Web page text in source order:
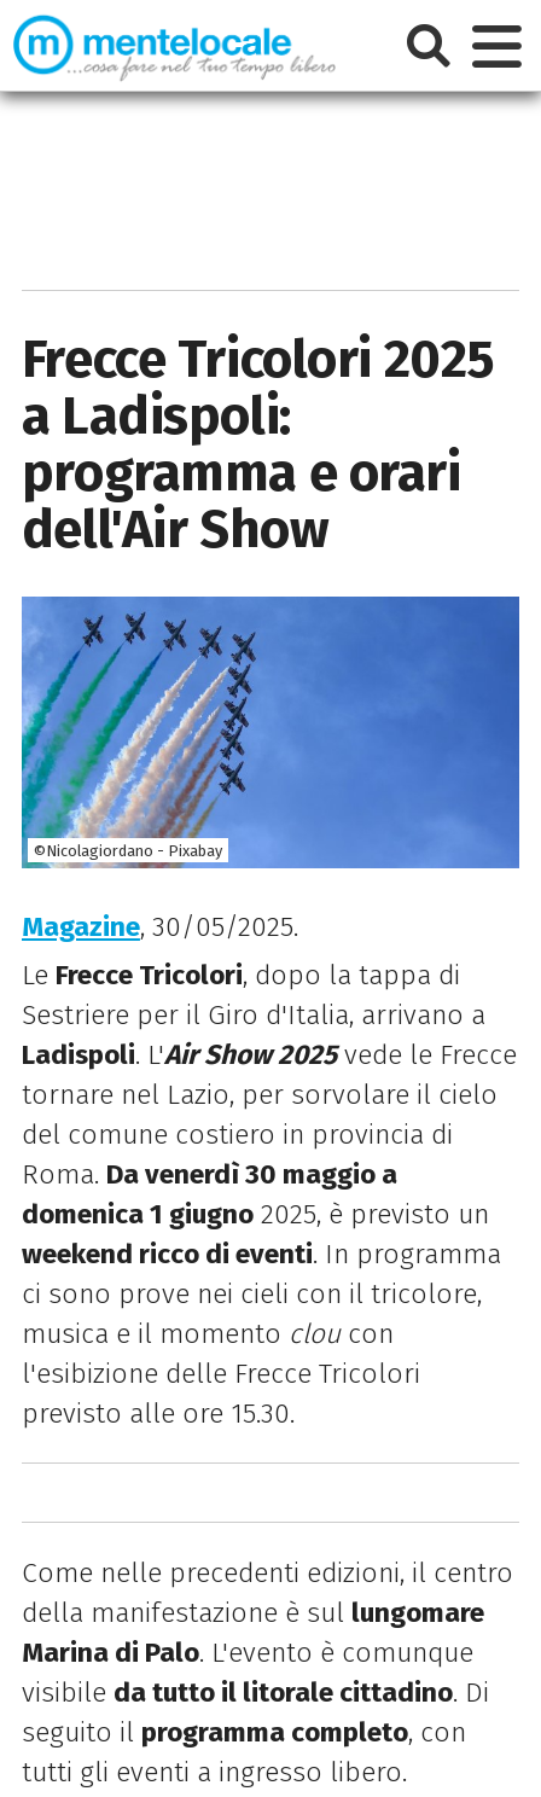
Frecce Tricolori 2025
a Ladispoli:
programma e orari
dell'Air Show
©Nicolagiordano - Pixabay
Magazine, 30/05/2025.
Le Frecce Tricolori, dopo la tappa di
Sestriere per il Giro d'Italia, arrivano a
Ladispoli. L'Air Show 2025vede le Frecce
tornare nel Lazio, per sorvolare il cielo
del comune costiero in provincia di
Roma. Da venerdì 30 maggio a
domenica 1 giugno2025, è previsto un
weekend ricco di eventi. In programma
ci sono prove nei cieli con il tricolore,
musica e il momento clou con
l'esibizione delle Frecce Tricolori
previsto alle ore 15.30.
Come nelle precedenti edizioni, il centro
della manifestazione è sul lungomare
Marina di Palo. L'evento è comunque
visibile da tutto il litorale cittadino. Di
seguito il programma completo, con
tutti gli eventi a ingresso libero.